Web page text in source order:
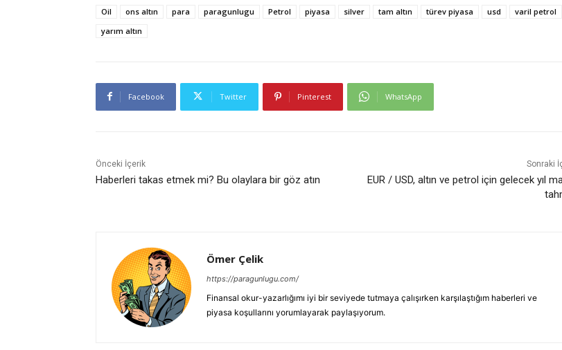
Oil
ons altın para paragunlugu Petrol piyasa silver tam altın türev piyasa usd
varil petrol
yarım altın
Facebook Twitter Pinterest WhatsApp
Önceki İçerik
Haberleri takas etmek mi? Bu olaylara bir göz atın
Sonraki
EUR / USD, altın ve petrol için gelecek yıl
Ömer Çelik
https://paragunlugu.com/
Finansal okur-yazarlığımı iyi bir seviyede tutmaya çalışırken karşılaştığım haberleri ve
piyasa koşullarını yorumlayarak paylaşıyorum.